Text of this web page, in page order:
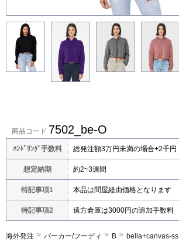
商品コード 7502_be-O
ﾊﾝﾄﾞﾘﾝｸﾞ手数料 総発注額3万円未満の場合+2千円
想定納期 約2~3週間
特記事項1 本品は問屋経由価格となります
特記事項2 遠方倉庫は3000円の追加手数料
海外発注 パーカー/フーディ B bella+canvas-ss